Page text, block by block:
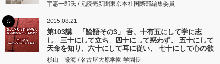
宇惠一郎氏 / 元読売新聞東京本社国際部編集委員
5 2015.08.21
第103講 「論語その3」 吾、十有五にして学に志
し、三十にして立ち、四十にして惑わず。 五十にして
天命を知り、六十にして耳に従い、 七十にして心の欲
するところに従いて矩をこえず。
杉山 厳海 / 名古屋大原学園 学園長